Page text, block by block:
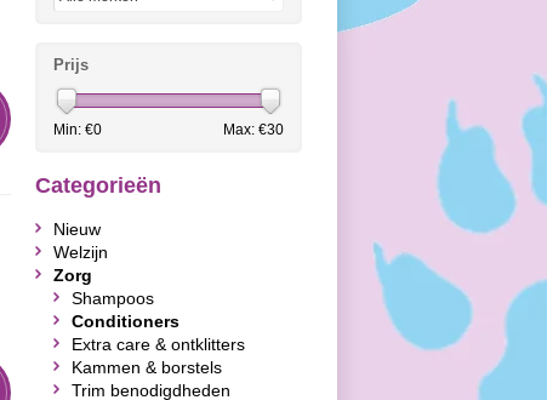
Prijs
Min: €0 Max: €30
Categorieën
Nieuw
Welzijn
Zorg
Shampoos
Conditioners
Extra care & ontklitters
Kammen & borstels
Trim benodigdheden